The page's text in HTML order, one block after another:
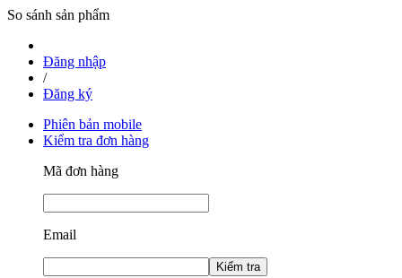
So sánh sản phẩm
Đăng nhập
/
Đăng ký
Phiên bản mobile
Kiểm tra đơn hàng
Mã đơn hàng
Email
Kiểm tra